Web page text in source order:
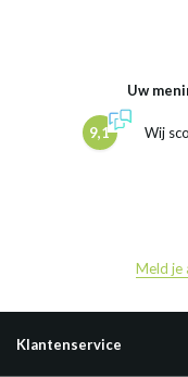
Uw
9,1 Wij
Meld je
Klantenservice